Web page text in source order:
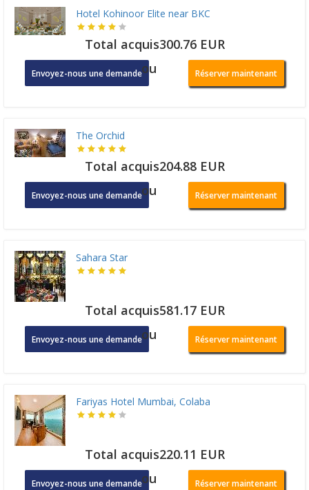
Hotel Kohinoor Elite near BKC
Total acquis300.76 EUR
Envoyez-nous une demandeou Réserver maintenant
The Orchid
Total acquis204.88 EUR
Envoyez-nous une demandeou Réserver maintenant
Sahara Star
Total acquis581.17 EUR
Envoyez-nous une demandeou Réserver maintenant
Fariyas Hotel Mumbai, Colaba
Total acquis220.11 EUR
Envoyez-nous une demandeou Réserver maintenant